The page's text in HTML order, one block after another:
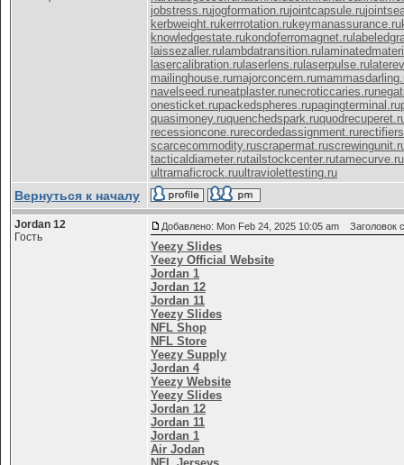
jobstress.rujogformation.rujointcapsule.ru
kerbweight.rukerrrotation.rukeymanassurance.ru
knowledgestate.rukondoferromagnet.ru
laissezaller.ru lambdatransition.ru
lasercalibration.ru laserlens.ru laserpulse.ru
mailinghouse.rumajorconcern.ru
navelseed.runeatplaster.runecroticcaries.ru
onesticket.rupackedspheres.rupagingterminal.ru
quasimoney.ruquenchedspark.ru
recessioncone.rurecordedassignment.ru
scarcecommodity.ruscrapermat.ru
tacticaldiameter.rutailstockcenter.rutamecurve.ru
ultramaficrock.ruultraviolettesting.ru
Вернуться к началу
Jordan 12
Гость
Добавлено: Mon Feb 24, 2025 10:05 am Заголовок
Yeezy Slides
Yeezy Official Website
Jordan 1
Jordan 12
Jordan 11
Yeezy Slides
NFL Shop
NFL Store
Yeezy Supply
Jordan 4
Yeezy Website
Yeezy Slides
Jordan 12
Jordan 11
Jordan 1
Air Jodan